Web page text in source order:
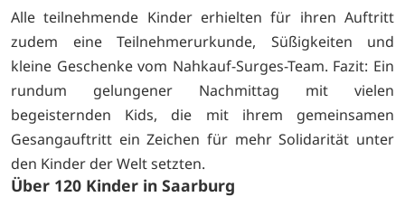
Alle teilnehmende Kinder erhielten für ihren Auftritt
zudem eine Teilnehmerurkunde, Süßigkeiten und
kleine Geschenke vom Nahkauf-Surges-Team. Fazit: Ein
rundum gelungener Nachmittag mit vielen
begeisternden Kids, die mit ihrem gemeinsamen
Gesangauftritt ein Zeichen für mehr Solidarität unter
den Kinder der Welt setzten.
Über 120 Kinder in Saarburg